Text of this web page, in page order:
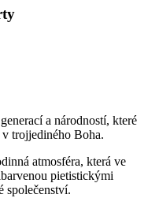
a národností, které
trojjediného Boha.
atmosféra, která ve
pietistickými
společenství.